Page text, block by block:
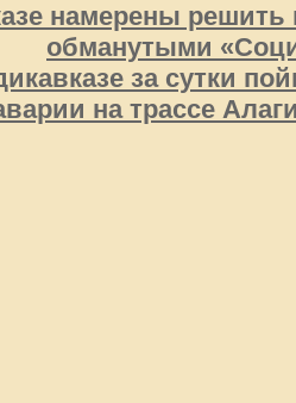
намерены решить
обманутыми
за сутки
на трассе